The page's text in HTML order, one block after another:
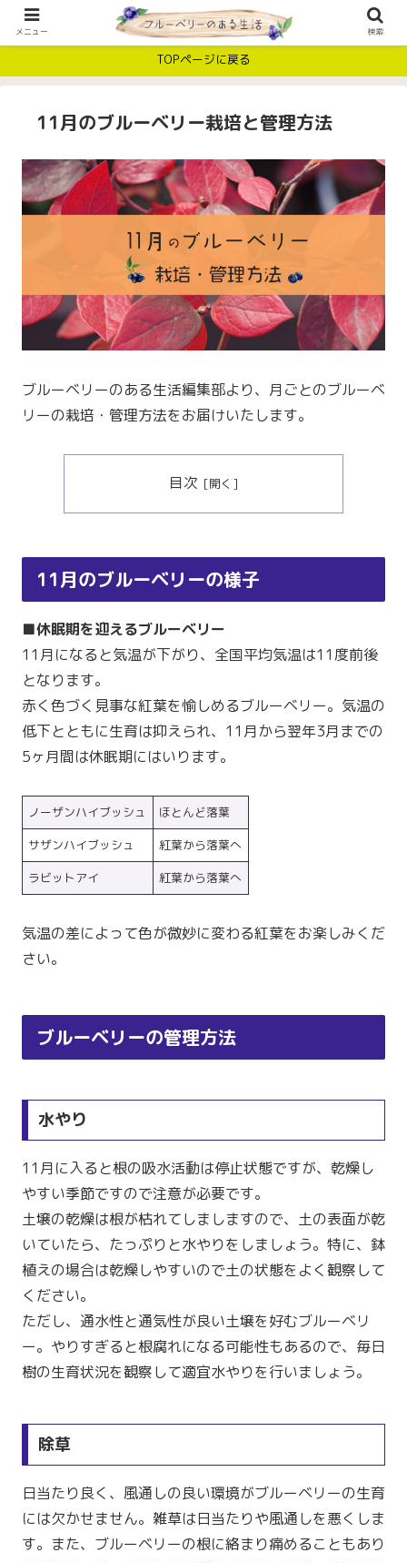
TOPページに戻る
11月のブルーベリー栽培と管理方法
ブルーベリーのある生活編集部より、月ごとのブルーベ
リーの栽培・管理方法をお届けいたします。
目次
11月のブルーベリーの様子
■休眠期を迎えるブルーベリー
11月になると気温が下がり、全国平均気温は11度前後
となります。
赤く色づく見事な紅葉を愉しめるブルーベリー。気温の
低下とともに生育は抑えられ、11月から翌年3月までの
5ヶ月間は休眠期にはいります。
ノーザンハイブッシュ
ほとんど落葉
サザンハイブッシュ
紅葉から落葉へ
ラビットアイ
紅葉から落葉へ
気温の差によって色が微妙に変わる紅葉をお楽しみくだ
さい。
ブルーベリーの管理方法
水やり
11月に入ると根の吸水活動は停止状態ですが、乾燥し
やすい季節ですので注意が必要です。
土壌の乾燥は根が枯れてしましますので、土の表面が乾
いていたら、たっぷりと水やりをしましょう。特に、鉢
植えの場合は乾燥しやすいので土の状態をよく観察して
ください。
ただし、通水性と通気性が良い土壌を好むブルーベリ
ー。やりすぎると根腐れになる可能性もあるので、毎日
樹の生育状況を観察して適宜水やりを行いましょう。
除草
日当たり良く、風通しの良い環境がブルーベリーの生育
には欠かせません。雑草は日当たりや風通しを悪くしま
す。また、ブルーベリーの根に絡まり痛めることもあり
メニュー 検索